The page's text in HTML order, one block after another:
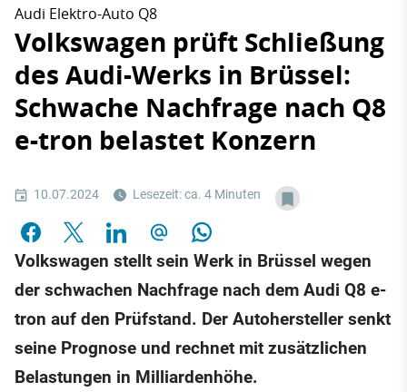
Audi Elektro-Auto Q8
Volkswagen prüft Schließung
des Audi-Werks in Brüssel:
Schwache Nachfrage nach Q8
e-tron belastet Konzern
10.07.2024 Lesezeit: ca. 4 Minuten
Volkswagen stellt sein Werk in Brüssel wegen
der schwachen Nachfrage nach dem Audi Q8 e-
tron auf den Prüfstand. Der Autohersteller senkt
seine Prognose und rechnet mit zusätzlichen
Belastungen in Milliardenhöhe.